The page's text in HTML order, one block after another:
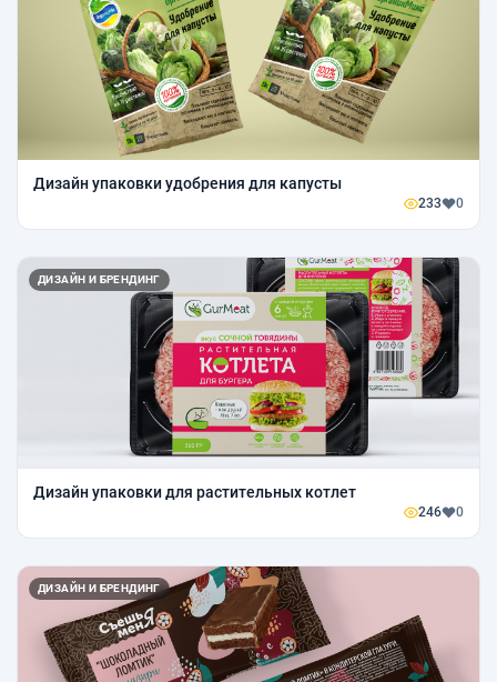
Дизайн упаковки удобрения для капусты
233 0
ДИЗАЙН И БРЕНДИНГ
Дизайн упаковки для растительных котлет
246 0
ДИЗАЙН И БРЕНДИНГ